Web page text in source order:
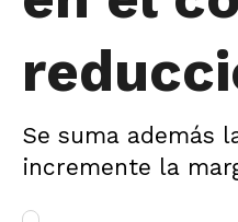
Se suma además
incremente la